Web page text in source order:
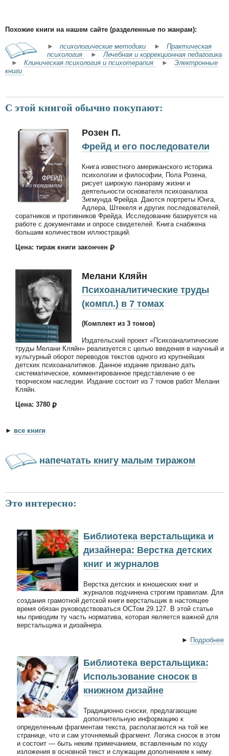
Похожие книги на нашем сайте (разделенные по жанрам):
► психологические методики ► Практическая
психология
►Лечебная и коррекционная педагогика
► Клиническая психология и психотерапия ► Электронные
книги
С этой книгой обычно покупают:
Розен П.
Фрейд и его последователи
Книга известного американского историка
психологии и философии, Пола Розена,
рисует широкую панораму жизни и
деятельности основателя психоанализа
Зигмунда Фрейда. Даются портреты Юнга,
Адлера, Штекеля и других последователей,
соратников и противников Фрейда. Исследование базируется на
работе с документами и опросе свидетелей. Книга снабжена
большим количеством иллюстраций.
Цена: тираж книги закончен
Мелани Кляйн
Психоаналитические труды
(компл.) в 7 томах
(Комплект из 3 томов)
Издательский проект «Психоаналитические
труды Мелани Кляйн» реализуется с целью введения в научный и
культурный оборот переводов текстов одного из крупнейших
детских психоаналитиков. Данное издание призвано дать
систематическое, комментированное представление о ее
творческом наследии. Издание состоит из 7 томов работ Мелани
Кляйн.
Цена: 3780
► все книги
напечатать книгу малым тиражом
Это интересно:
Библиотека верстальщика и
дизайнера: Верстка детских
книг и журналов
Верстка детских и юношеских книг и
журналов подчинена строгим правилам. Для
создания грамотной детской книги верстальщик в настоящее
время обязан руководствоваться ОСТом 29.127. В этой статье
мы приводим ту часть норматива, которая является важной для
верстальщика и дизайнера.
► Подробнее
Библиотека верстальщика:
Использование сносок в
книжном дизайне
Традиционно сноски, предлагающие
дополнительную информацию к
определенным фрагментам текста, располагаются на той же
странице, что и сам уточняемый фрагмент. Логика сносок в этом
и состоит — быть неким примечанием, вставленным по ходу
изложения в основной текст и служащим дополнением к нему.